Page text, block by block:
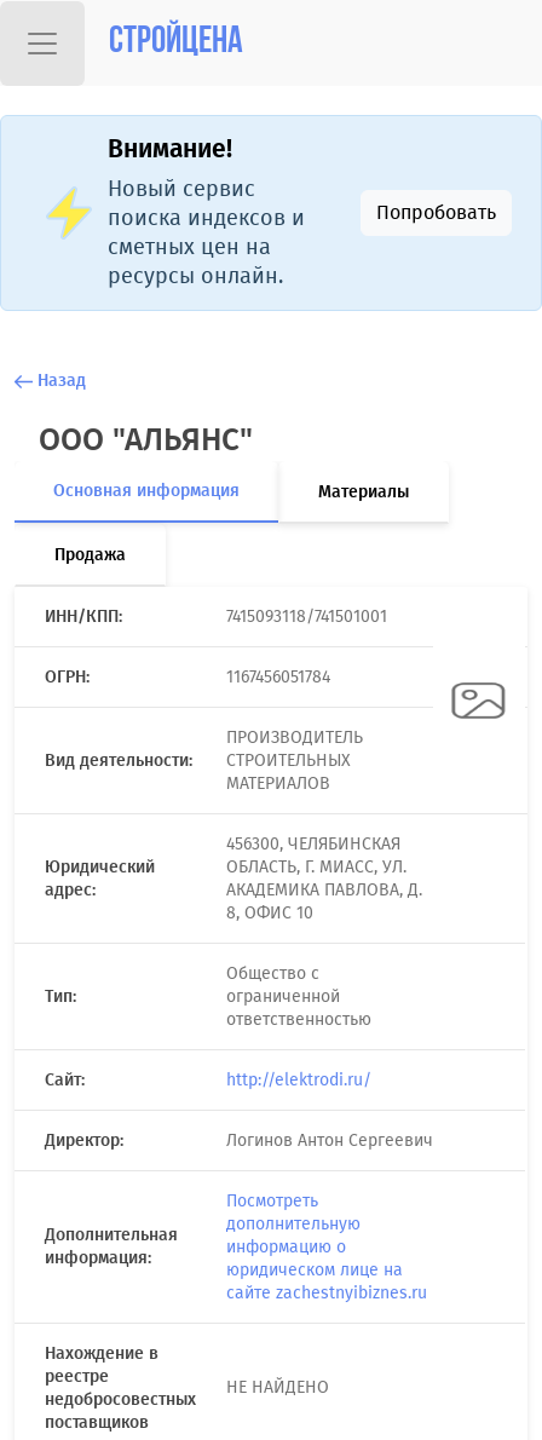
Стройцена
Внимание!
Новый сервис
поиска индексов и
сметных цен на
ресурсы онлайн.
Попробовать
Назад
ООО "АЛЬЯНС"
Основная информация Материалы
Продажа
ИНН/КПП: 7415093118/741501001
ОГРН: 1167456051784
Вид деятельности:
ПРОИЗВОДИТЕЛЬ
СТРОИТЕЛЬНЫХ
МАТЕРИАЛОВ
Юридический
адрес:
456300, ЧЕЛЯБИНСКАЯ
ОБЛАСТЬ, Г. МИАСС, УЛ.
АКАДЕМИКА ПАВЛОВА, Д.
8, ОФИС 10
Тип:
Общество с
ограниченной
ответственностью
Сайт: http://elektrodi.ru/
Директор: Логинов Антон Сергеевич
Дополнительная
информация:
Посмотреть
дополнительную
информацию о
юридическом лице на
сайте zachestnyibiznes.ru
Нахождение в
реестре
недобросовестных
поставщиков
НЕ НАЙДЕНО